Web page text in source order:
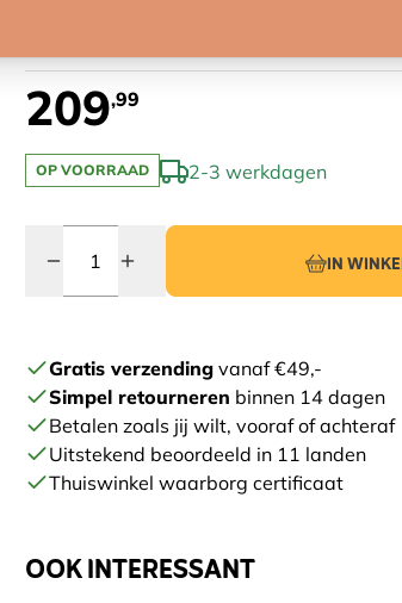
209,99
OP VOORRAAD 2-3 werkdagen
IN
Gratis verzending vanaf €49,-
Simpel retourneren binnen 14 dagen
Betalen zoals jij wilt, vooraf of achteraf
Uitstekend beoordeeld in 11 landen
Thuiswinkel waarborg certificaat
OOK INTERESSANT